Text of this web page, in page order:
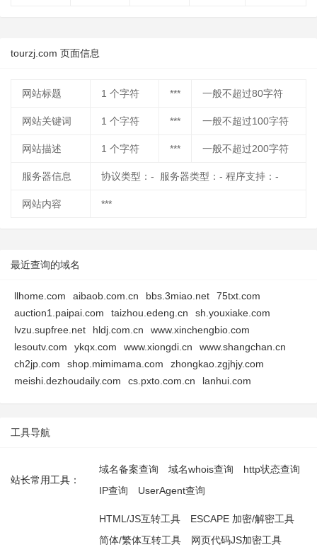
tourzj.com 页面信息
网站标题 1 个字符 *** 一般不超过80字符
网站关键词 1 个字符 *** 一般不超过100字符
网站描述 1 个字符 *** 一般不超过200字符
服务器信息 协议类型：- 服务器类型：- 程序支持：-
网站内容 ***
最近查询的域名
llhome.com aibaob.com.cn bbs.3miao.net
75txt.com
auction1.paipai.com
taizhou.edeng.cn
sh.youxiake.com
lvzu.supfree.net
hldj.com.cn
www.xinchengbio.com
lesoutv.com
ykqx.com www.xiongdi.cn
www.shangchan.cn
ch2jp.com
shop.mimimama.com
zhongkao.zgjhjy.com
meishi.dezhoudaily.com
cs.pxto.com.cn lanhui.com
工具导航
站长常用工具：
域名备案查询 域名whois查询
http状态查询
IP查询
UserAgent查询
HTML/JS互转工具
ESCAPE 加密/解密工具
简体/繁体互转工具
网页代码JS加密工具